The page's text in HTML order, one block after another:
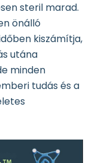
steril marad.
önálló
kiszámítja,
utána
minden
tudás és a